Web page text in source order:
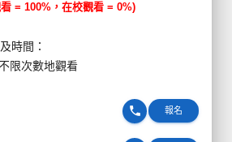
= 100%，在校觀看 = 0%)
時間：
限次數地觀看
報名
phone